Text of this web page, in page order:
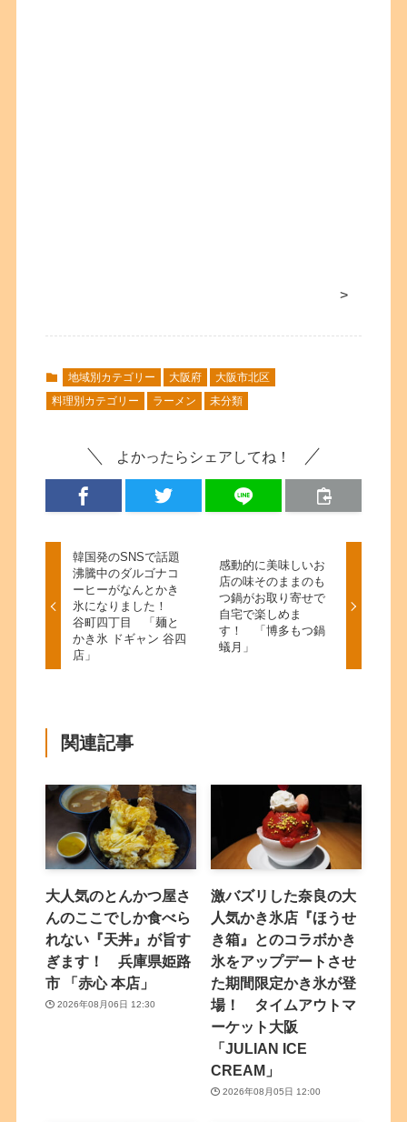
>
地域別カテゴリー 大阪府
大阪市北区
料理別カテゴリー
ラーメン 未分類
よかったらシェアしてね！
韓国発のSNSで話題
沸騰中のダルゴナコ
ーヒーがなんとかき
氷になりました！
谷町四丁目 「麺と
かき氷 ドギャン 谷四
店」
感動的に美味しいお
店の味そのままのも
つ鍋がお取り寄せで
自宅で楽しめま
す！ 「博多もつ鍋
蟻月」
関連記事
大人気のとんかつ屋さ
んのここでしか食べら
れない『天丼』が旨す
ぎます！ 兵庫県姫路
市 「赤心 本店」
2026年08月06日 12:30
激バズリした奈良の大
人気かき氷店『ほうせ
き箱』とのコラボかき
氷をアップデートさせ
た期間限定かき氷が登
場！ タイムアウトマ
ーケット大阪
「JULIAN ICE
CREAM」
2026年08月05日 12:00